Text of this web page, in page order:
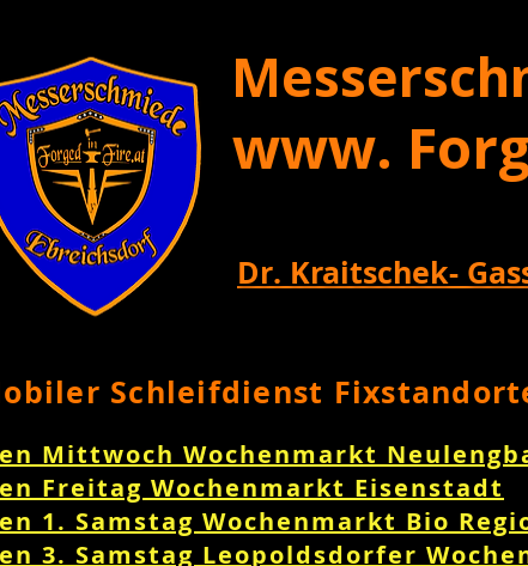
www.
Dr. Kraitschek-
Schleifdienst
Mittwoch Wochenmarkt
Freitag Wochenmarkt Eisenstadt
1. Samstag Wochenmarkt Bio
3. Samstag Leopoldsdorfer